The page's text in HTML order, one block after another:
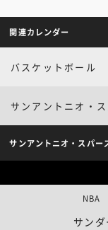
関連カレンダー
バスケットボール
サンアントニオ・
サンアントニオ・スパー
サンダ
NBA